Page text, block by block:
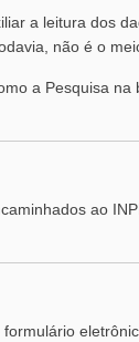
a leitura dos
não é o
a Pesquisa
ao